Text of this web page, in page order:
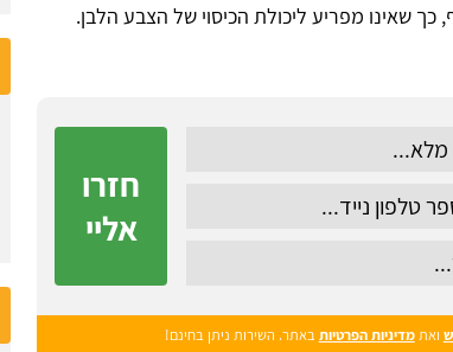
שאינו מפריע ליכולת הכיסוי של הצבע הלבן.
חזרו
אליי
ואתמדיניות הפרטיותבאתר. השירות ניתן בחינם!